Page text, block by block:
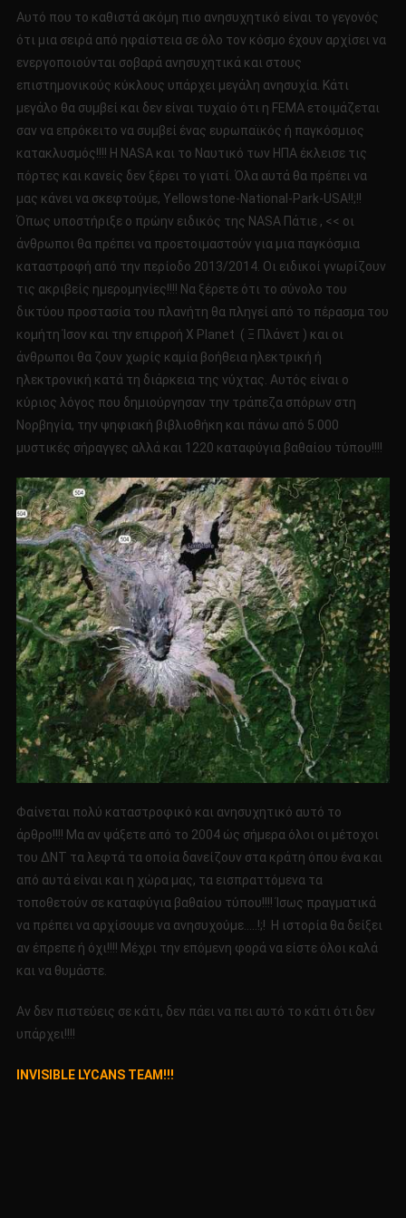
Αυτό που το καθιστά ακόμη πιο ανησυχητικό είναι το γεγονός
ότι μια σειρά από ηφαίστεια σε όλο τον κόσμο έχουν αρχίσει να
ενεργοποιούνται σοβαρά ανησυχητικά και στους
επιστημονικούς κύκλους υπάρχει μεγάλη ανησυχία. Κάτι
μεγάλο θα συμβεί και δεν είναι τυχαίο ότι η FEMA ετοιμάζεται
σαν να επρόκειτο να συμβεί ένας ευρωπαϊκός ή παγκόσμιος
κατακλυσμός!!!! Η NASA και το Ναυτικό των ΗΠΑ έκλεισε τις
πόρτες και κανείς δεν ξέρει το γιατί. Όλα αυτά θα πρέπει να
μας κάνει να σκεφτούμε, Yellowstone-National-Park-USA!!;!!
Όπως υποστήριξε ο πρώην ειδικός της NASA Πάτιε , << οι
άνθρωποι θα πρέπει να προετοιμαστούν για μια παγκόσμια
καταστροφή από την περίοδο 2013/2014. Οι ειδικοί γνωρίζουν
τις ακριβείς ημερομηνίες!!!! Να ξέρετε ότι το σύνολο του
δικτύου προστασία του πλανήτη θα πληγεί από το πέρασμα του
κομήτη Ίσον και την επιρροή X Planet ( Ξ Πλάνετ ) και οι
άνθρωποι θα ζουν χωρίς καμία βοήθεια ηλεκτρική ή
ηλεκτρονική κατά τη διάρκεια της νύχτας. Αυτός είναι ο
κύριος λόγος που δημιούργησαν την τράπεζα σπόρων στη
Νορβηγία, την ψηφιακή βιβλιοθήκη και πάνω από 5.000
μυστικές σήραγγες αλλά και 1220 καταφύγια βαθαίου τύπου!!!!
Φαίνεται πολύ καταστροφικό και ανησυχητικό αυτό το
άρθρο!!!! Μα αν ψάξετε από το 2004 ώς σήμερα όλοι οι μέτοχοι
του ΔΝΤ τα λεφτά τα οποία δανείζουν στα κράτη όπου ένα και
από αυτά είναι και η χώρα μας, τα εισπραττόμενα τα
τοποθετούν σε καταφύγια βαθαίου τύπου!!!! Ίσως πραγματικά
να πρέπει να αρχίσουμε να ανησυχούμε…..!;! Η ιστορία θα δείξει
αν έπρεπε ή όχι!!!! Μέχρι την επόμενη φορά να είστε όλοι καλά
και να θυμάστε.
Αν δεν πιστεύεις σε κάτι, δεν πάει να πει αυτό το κάτι ότι δεν
υπάρχει!!!!
INVISIBLE LYCANS TEAM!!!